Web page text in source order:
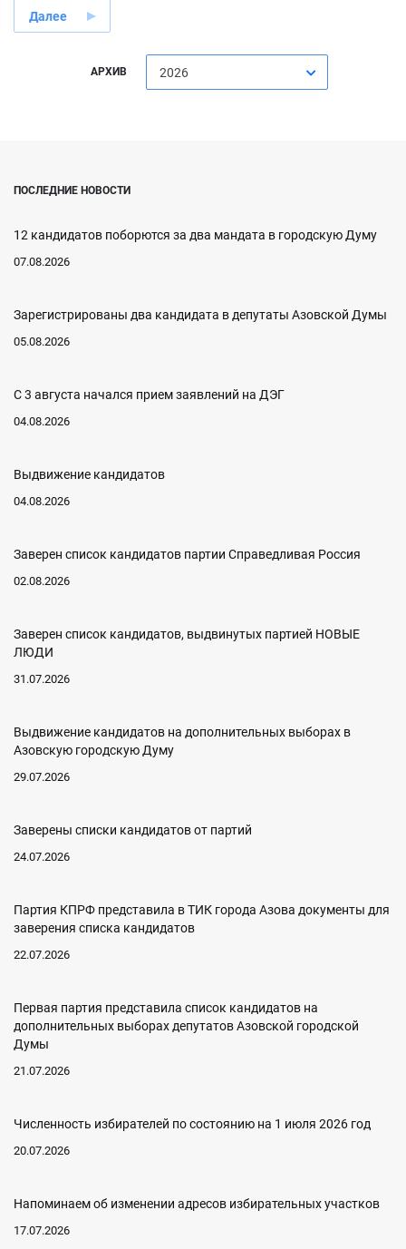
Далее
АРХИВ 2026
ПОСЛЕДНИЕ НОВОСТИ
12 кандидатов поборются за два мандата в городскую Думу
07.08.2026
Зарегистрированы два кандидата в депутаты Азовской Думы
05.08.2026
С 3 августа начался прием заявлений на ДЭГ
04.08.2026
Выдвижение кандидатов
04.08.2026
Заверен список кандидатов партии Справедливая Россия
02.08.2026
Заверен список кандидатов, выдвинутых партией НОВЫЕ
ЛЮДИ
31.07.2026
Выдвижение кандидатов на дополнительных выборах в
Азовскую городскую Думу
29.07.2026
Заверены списки кандидатов от партий
24.07.2026
Партия КПРФ представила в ТИК города Азова документы для
заверения списка кандидатов
22.07.2026
Первая партия представила список кандидатов на
дополнительных выборах депутатов Азовской городской
Думы
21.07.2026
Численность избирателей по состоянию на 1 июля 2026 год
20.07.2026
Напоминаем об изменении адресов избирательных участков
17.07.2026